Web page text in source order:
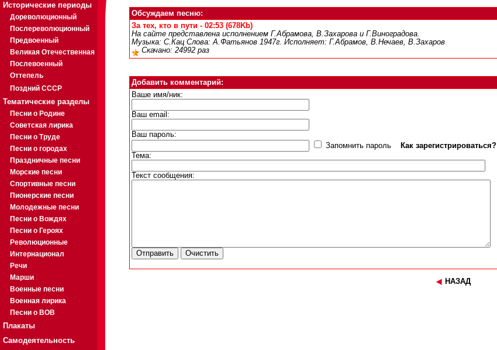
Исторические периоды
Дореволюционный
Послереволюционный
Предвоенный
Великая Отечественная
Послевоенный
Оттепель
Поздний СССР
Тематические разделы
Песни о Родине
Советская лирика
Песни о Труде
Песни о городах
Праздничные песни
Морские песни
Спортивные песни
Пионерские песни
Молодежные песни
Песни о Вождях
Песни о Героях
Революционные
Интернационал
Речи
Марши
Военные песни
Военная лирика
Песни о ВОВ
Плакаты
Самодеятельность
Обсуждаем песню:
За тех, кто в пути - 02:53 (678Kb)
На сайте представлена исполнением Г.Абрамова, В.Захарова и Г.Виноградова.
Музыка: С.Кац Слова: А.Фатьянов 1947г. Исполняет: Г.Абрамов, В.Нечаев, В.Захаров
Скачано: 24992 раз
Добавить комментарий:
Ваше имя/ник:
Ваш email:
Ваш пароль:
Запомнить пароль
Как зарегистрироваться?
Тема:
Текст сообщения:
НАЗАД